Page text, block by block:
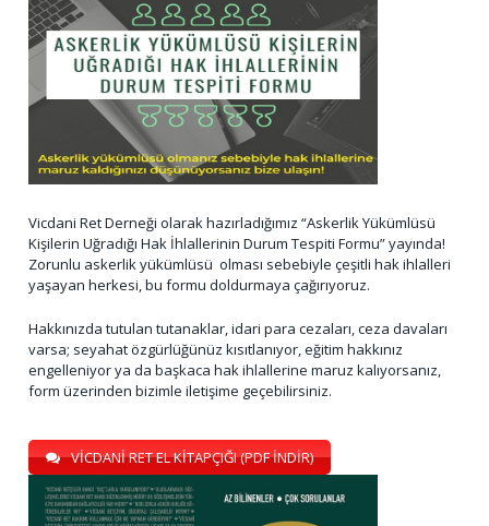
Vicdani Ret Derneği olarak hazırladığımız “Askerlik Yükümlüsü
Kişilerin Uğradığı Hak İhlallerinin Durum Tespiti Formu” yayında!
Zorunlu askerlik yükümlüsü olması sebebiyle çeşitli hak ihlalleri
yaşayan herkesi, bu formu doldurmaya çağırıyoruz.
Hakkınızda tutulan tutanaklar, idari para cezaları, ceza davaları
varsa; seyahat özgürlüğünüz kısıtlanıyor, eğitim hakkınız
engelleniyor ya da başkaca hak ihlallerine maruz kalıyorsanız,
form üzerinden bizimle iletişime geçebilirsiniz.
VİCDANİ RET EL KİTAPÇIĞI (PDF İNDİR)